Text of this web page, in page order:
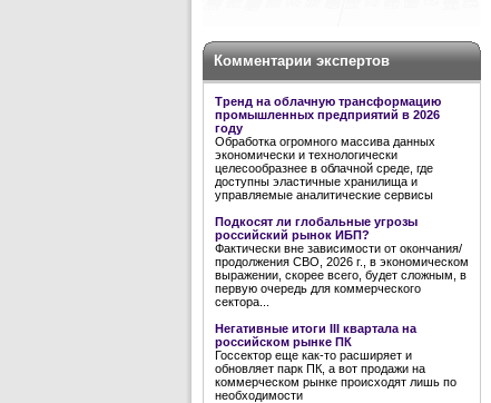
Комментарии экспертов
Тренд на облачную трансформацию
промышленных предприятий в 2026
году
Обработка огромного массива данных
экономически и технологически
целесообразнее в облачной среде, где
доступны эластичные хранилища и
управляемые аналитические сервисы
Подкосят ли глобальные угрозы
российский рынок ИБП?
Фактически вне зависимости от окончания/
продолжения СВО, 2026 г., в экономическом
выражении, скорее всего, будет сложным, в
первую очередь для коммерческого
сектора...
Негативные итоги III квартала на
российском рынке ПК
Госсектор еще как-то расширяет и
обновляет парк ПК, а вот продажи на
коммерческом рынке происходят лишь по
необходимости